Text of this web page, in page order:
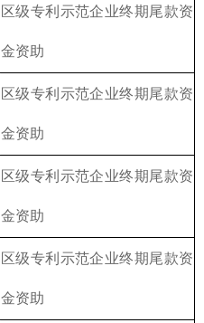
区级专利示范企业终期尾款资
金资助
区级专利示范企业终期尾款资
金资助
区级专利示范企业终期尾款资
金资助
区级专利示范企业终期尾款资
金资助